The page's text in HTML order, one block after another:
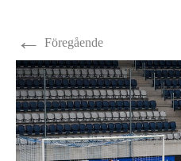
← Föregående